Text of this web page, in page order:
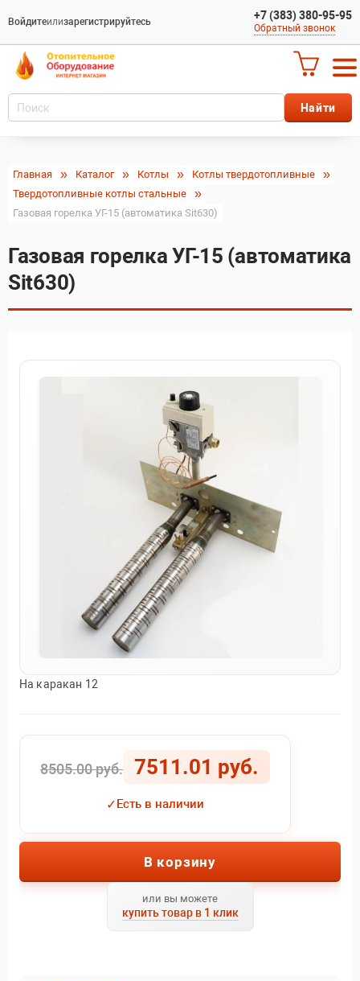
Войдитеилизарегистрируйтесь +7 (383) 380-95-95
Обратный звонок
Главная Каталог Котлы
Котлы твердотопливные
Твердотопливные котлы стальные
Газовая горелка УГ-15 (автоматика Sit630)
Газовая горелка УГ-15 (автоматика
Sit630)
На каракан 12
8505.00 руб. 7511.01 руб.
✓Есть в наличии
В корзину
или вы можете
купить товар в 1 клик